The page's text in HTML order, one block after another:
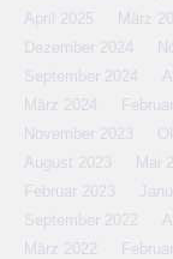
April 2025
März
Dezember 2024
September 2024
März 2024
November 2023
August 2023
Mai
Februar 2023
September 2022
März 2022